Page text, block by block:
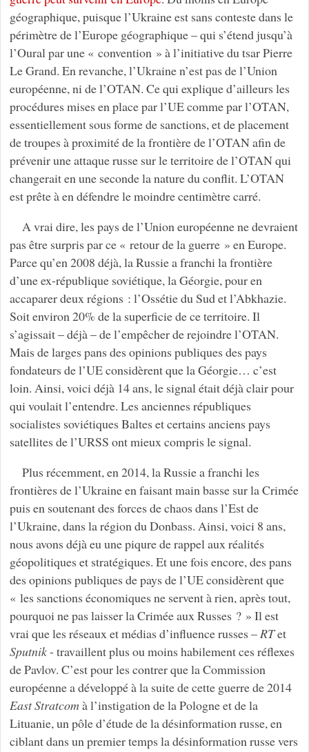
géographique, puisque l’Ukraine est sans conteste dans le
périmètre de l’Europe géographique – qui s’étend jusqu’à
l’Oural par une « convention » à l’initiative du tsar Pierre
Le Grand. En revanche, l’Ukraine n’est pas de l’Union
européenne, ni de l’OTAN. Ce qui explique d’ailleurs les
procédures mises en place par l’UE comme par l’OTAN,
essentiellement sous forme de sanctions, et de placement
de troupes à proximité de la frontière de l’OTAN afin de
prévenir une attaque russe sur le territoire de l’OTAN qui
changerait en une seconde la nature du conflit. L’OTAN
est prête à en défendre le moindre centimètre carré.
A vrai dire, les pays de l’Union européenne ne devraient
pas être surpris par ce « retour de la guerre » en Europe.
Parce qu’en 2008 déjà, la Russie a franchi la frontière
d’une ex-république soviétique, la Géorgie, pour en
accaparer deux régions : l’Ossétie du Sud et l’Abkhazie.
Soit environ 20% de la superficie de ce territoire. Il
s’agissait – déjà – de l’empêcher de rejoindre l’OTAN.
Mais de larges pans des opinions publiques des pays
fondateurs de l’UE considèrent que la Géorgie… c’est
loin. Ainsi, voici déjà 14 ans, le signal était déjà clair pour
qui voulait l’entendre. Les anciennes républiques
socialistes soviétiques Baltes et certains anciens pays
satellites de l’URSS ont mieux compris le signal.
Plus récemment, en 2014, la Russie a franchi les
frontières de l’Ukraine en faisant main basse sur la Crimée
puis en soutenant des forces de chaos dans l’Est de
l’Ukraine, dans la région du Donbass. Ainsi, voici 8 ans,
nous avons déjà eu une piqure de rappel aux réalités
géopolitiques et stratégiques. Et une fois encore, des pans
des opinions publiques de pays de l’UE considèrent que
« les sanctions économiques ne servent à rien, après tout,
pourquoi ne pas laisser la Crimée aux Russes ? » Il est
vrai que les réseaux et médias d’influence russes – RTet
Sputnik- travaillent plus ou moins habilement ces réflexes
de Pavlov. C’est pour les contrer que la Commission
européenne a développé à la suite de cette guerre de 2014
East Stratcomà l’instigation de la Pologne et de la
Lituanie, un pôle d’étude de la désinformation russe, en
ciblant dans un premier temps la désinformation russe vers